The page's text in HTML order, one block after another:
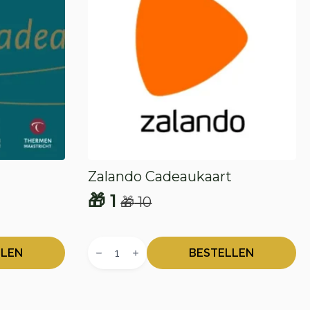
Zalando Cadeaukaart
🎁10
Oorspronkelijke
was:
🎁 1
Huidige
is:
Cadeaukaart
BESTELLEN